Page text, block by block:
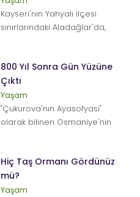
Kayseri'nin Yahyalı ilçesi
sınırlarındaki Aladağlar'da,
800 Yıl Sonra Gün Yüzüne
Çıktı
Yaşam
"Çukurova'nın Ayasofyası"
olarak bilinen Osmaniye'nin
Hiç Taş Ormanı Gördünüz
mü?
Yaşam